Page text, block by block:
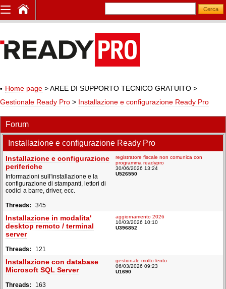
Home page > AREE DI SUPPORTO TECNICO GRATUITO >
Gestionale Ready Pro > Installazione e configurazione Ready Pro
Forum
Installazione e configurazione Ready Pro
Installazione e configurazione
periferiche
Informazioni sull'installazione e la
configurazione di stampanti, lettori di
codici a barre, driver, ecc.
345
registratore fiscale non comunica con
programma readypro
30/06/2026 13:24
U526550
Installazione in modalita'
desktop remoto / terminal
server
121
aggiornamento 2026
10/03/2026 10:10
U396852
Installazione con database
Microsoft SQL Server
163
gestionale molto lento
06/03/2026 09:23
U1690